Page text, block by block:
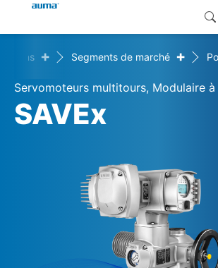
Produits
Solutions
SAV support
Entreprise
Global
Europe
Amérique du Nord
Recherche
+ Segments de marché +
Servomoteurs multitours, Modulaire
SAVEx